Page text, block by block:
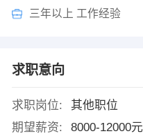
三年以上 工作经验
求职意向
求职岗位:
其他职位
期望薪资:
8000-12000元